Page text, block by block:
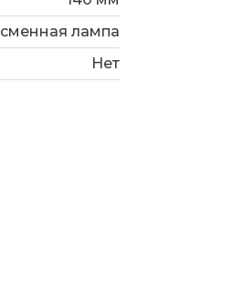
сменная лампа
Нет